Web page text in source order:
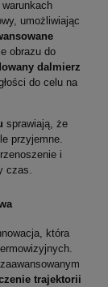
umożliwiając
obrazu do
dalmierz
do celu na
sprawiają, że
przyjemne.
i
czas.
która
trajektorii